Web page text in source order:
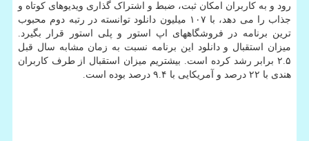
رود و به کاربران امکان ثبت، ضبط و اشتراک گذاری ویدیوهای کوتاه و
جذاب را می دهد، با ۱۰۷ میلیون دانلود توانسته در رتبه دوم محبوب
ترین برنامه در فروشگاههای اپ استور و پلی استور قرار بگیرد.
میزان استقبال و دانلود این برنامه نسبت به زمان مشابه سال قبل
۲.۵ برابر رشد کرده است. بیشتریم میزان استقبال از طرف کاربران
هندی با ۲۲ درصد و آمریکایی با ۹.۴ درصد بوده است.